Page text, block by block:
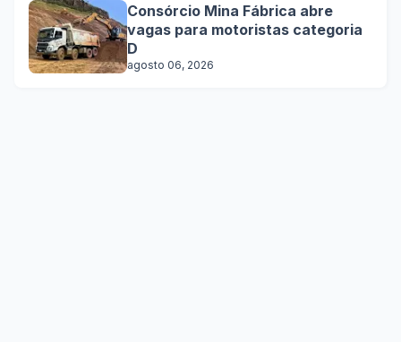
Consórcio Mina Fábrica abre
vagas para motoristas categoria
D
agosto 06, 2026